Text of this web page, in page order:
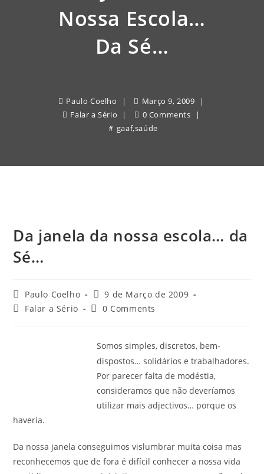
Nossa Escola…
Da Sé…
Paulo Coelho
Março 9, 2009
Falar a Sério
0 Comments
gaaf,saúde
Da janela da nossa escola… da
Sé…
Post
author:
Paulo Coelho
Post
published:
9 de Março de 2009
PostFalar a Sério
Post0 Comments
Somos simples, discretos, bem-
dispostos… solidários e trabalhadores.
Por parecer falta de modéstia,
consideramos que não deveríamos
utilizar mais adjectivos… porque os
haveria.
Da nossa janela conseguimos vislumbrar muita coisa mas
reconhecemos que de fora é difícil conhecer a nossa vida